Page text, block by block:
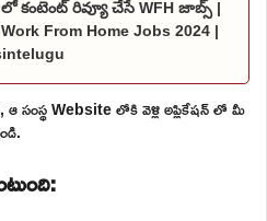
లో కంటెంట్ రివ్యూ చేసే WFH జాబ్స్ |
From Home Jobs 2024 |
Website లోకి వెళ్లి అప్లికేషన్ లో మీ